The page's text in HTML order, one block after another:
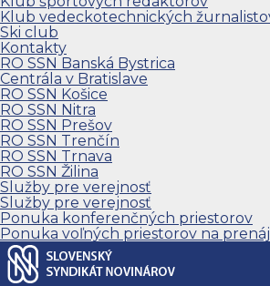
Klub vedeckotechnických
Ski club
Kontakty
RO SSN Banská Bystrica
Centrála v Bratislave
RO SSN Košice
RO SSN Nitra
RO SSN Prešov
RO SSN Trenčín
RO SSN Trnava
RO SSN Žilina
Služby pre verejnosť
Služby pre verejnosť
Ponuka konferenčných priestorov
Ponuka voľných priestorov na